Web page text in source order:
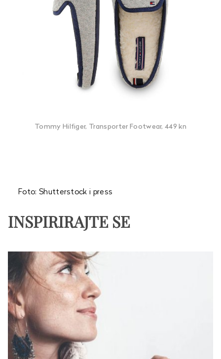
Tommy Hilfiger, Transporter Footwear, 449 kn
Foto: Shutterstock i press
INSPIRIRAJTE SE